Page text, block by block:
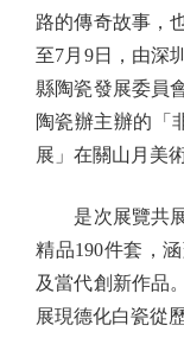
路的傳奇故事，
至7月9日，由深
縣陶瓷發展委員
陶瓷辦主辦的「
展」在關山月美
是次展覽共展
精品190件套，
及當代創新作品
展現德化白瓷從